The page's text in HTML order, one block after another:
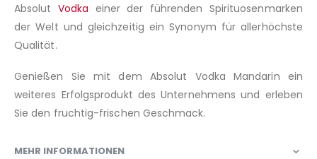
Absolut Vodka einer der führenden Spirituosenmarken
der Welt und gleichzeitig ein Synonym für allerhöchste
Qualität.
Genießen Sie mit dem Absolut Vodka Mandarin ein
weiteres Erfolgsprodukt des Unternehmens und erleben
Sie den fruchtig-frischen Geschmack.
MEHR INFORMATIONEN